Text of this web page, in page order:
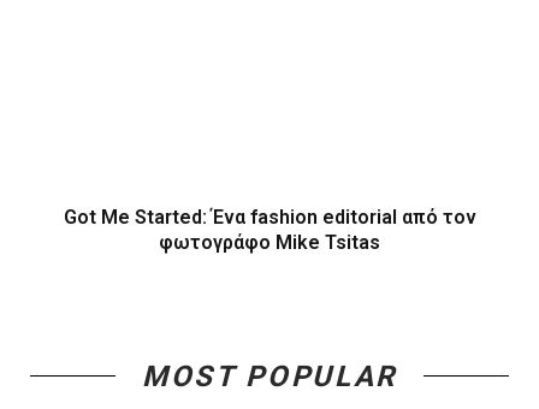
Got Me Started: Ένα fashion editorial από τον
φωτογράφο Mike Tsitas
MOST POPULAR